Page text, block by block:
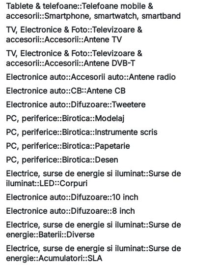
Tablete & telefoane::Telefoane mobile &
accesorii::Smartphone, smartwatch, smartband
TV, Electronice & Foto::Televizoare &
accesorii::Accesorii::Antene TV
TV, Electronice & Foto::Televizoare &
accesorii::Accesorii::Antene DVB-T
Electronice auto::Accesorii auto::Antene radio
Electronice auto::CB::Antene CB
Electronice auto::Difuzoare::Tweetere
PC, periferice::Birotica::Modelaj
PC, periferice::Birotica::Instrumente scris
PC, periferice::Birotica::Papetarie
PC, periferice::Birotica::Desen
Electrice, surse de energie si iluminat::Surse de
iluminat::LED::Corpuri
Electronice auto::Difuzoare::10 inch
Electronice auto::Difuzoare::8 inch
Electrice, surse de energie si iluminat::Surse de
energie::Baterii::Diverse
Electrice, surse de energie si iluminat::Surse de
energie::Acumulatori::SLA